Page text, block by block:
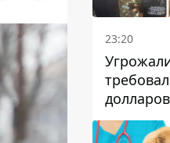
23:20
мужчин